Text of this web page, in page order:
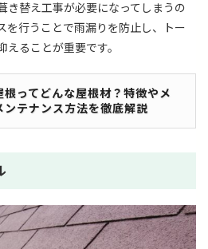
き替え工事が必要になってしまうの
を行うことで雨漏りを防止し、トー
ることが重要です。
根ってどんな屋根材？特徴やメ
ンテナンス方法を徹底解説